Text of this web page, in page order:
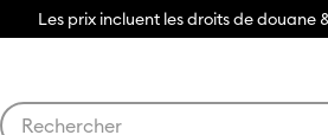
Les prix incluent les droits de douane